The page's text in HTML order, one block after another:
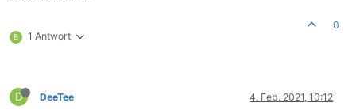
B 1 Antwort
0
D DeeTee 4. Feb. 2021, 10:12